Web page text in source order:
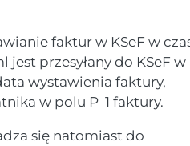
faktur w KSeF w
jest przesyłany do KSeF w
wystawienia faktury,
w polu P_1 faktury.
się natomiast do